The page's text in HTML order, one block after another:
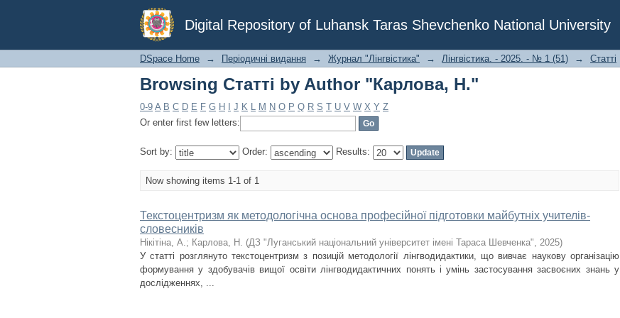
Digital Repository of Luhansk Taras Shevchenko National University
Browsing Статті by Author "Карлова, Н."
DSpace Home → Періодичні видання → Журнал "Лінгвістика" → Лінгвістика. - 2025. - № 1 (51) → Статті
Browsing Статті by Author "Карлова, Н."
0-9 A B C D E F G H J K L M N O P Q R S T U V W X Y Z
Or enter first few letters:
Sort by: Order: Results:
Now showing items 1-1 of 1
Текстоцентризм як методологічна основа професійної підготовки майбутніх учителів-
словесників
Нікітіна, А.; Карлова, Н. (ДЗ "Луганський національний університет імені Тараса Шевченка", 2025)
У статті розглянуто текстоцентризм з позицій методології лінгводидактики, що вивчає наукову організацію
формування у здобувачів вищої освіти лінгводидактичних понять і умінь застосування засвоєних знань у
дослідженнях, ...